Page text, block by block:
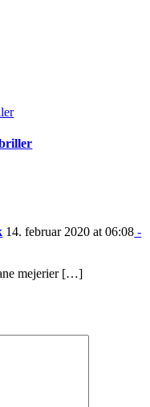
14. februar 2020 at 06:08 -
mejerier […]